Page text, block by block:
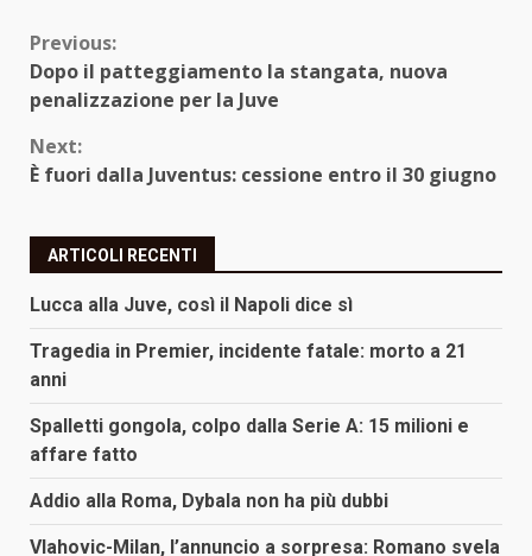
Continue
Reading
Previous:
Dopo il patteggiamento la stangata, nuova
penalizzazione per la Juve
Next:
È fuori dalla Juventus: cessione entro il 30 giugno
ARTICOLI RECENTI
Lucca alla Juve, così il Napoli dice sì
Tragedia in Premier, incidente fatale: morto a 21
anni
Spalletti gongola, colpo dalla Serie A: 15 milioni e
affare fatto
Addio alla Roma, Dybala non ha più dubbi
Vlahovic-Milan, l’annuncio a sorpresa: Romano svela